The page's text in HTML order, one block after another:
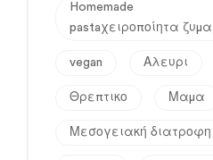
Homemade
pastaχειροποίητα
vegan Αλευρι
Θρεπτικο Μαμα
Μεσογειακή διατροφη